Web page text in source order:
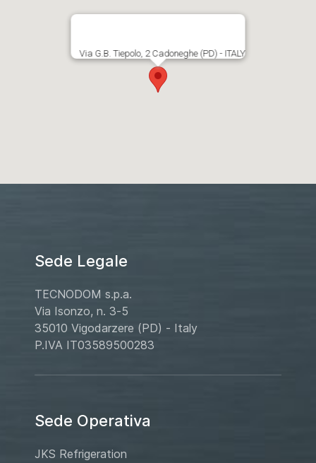
Via G.B. Tiepolo, 2 Cadoneghe (PD) - ITALY
Sede Legale
TECNODOM s.p.a.
Via Isonzo, n. 3-5
35010 Vigodarzere (PD) - Italy
P.IVA IT03589500283
Sede Operativa
JKS Refrigeration